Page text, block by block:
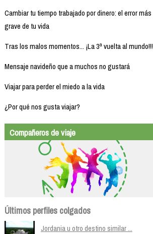
Cambiar tu tiempo trabajado por dinero: el error más
grave de tu vida
Tras los malos momentos... ¡La 3ª vuelta al mundo!!!
Mensaje navideño que a muchos no gustará
Viajar para perder el miedo a la vida
¿Por qué nos gusta viajar?
Compañeros de viaje
Últimos perfiles colgados
Jordania u otro destino similar ...